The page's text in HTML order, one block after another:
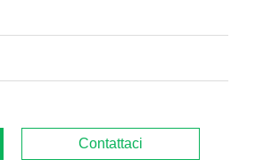
Contattaci